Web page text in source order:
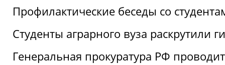
Профилактические беседы со
Студенты аграрного вуза раскрутили
Генеральная прокуратура РФ